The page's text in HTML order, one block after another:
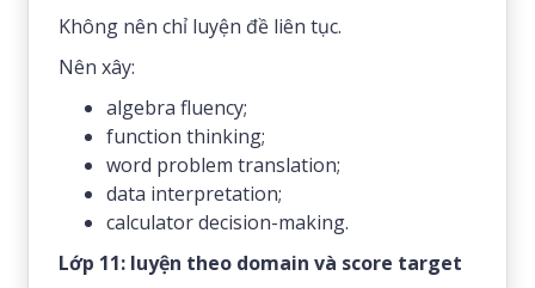
Không nên chỉ luyện đề liên tục.
Nên xây:
algebra fluency;
function thinking;
word problem translation;
data interpretation;
calculator decision-making.
Lớp 11: luyện theo domain và score target